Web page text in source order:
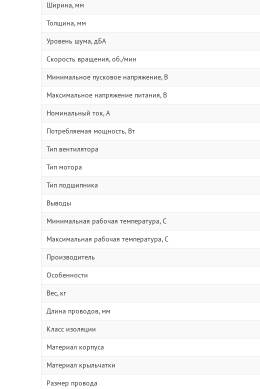
Ширина, мм
Толщина, мм
Уровень шума, дБА
Скорость вращения, об./мин
Минимальное пусковое напряжение, В
Максимальное напряжение питания, В
Номинальный ток, А
Потребляемая мощность, Вт
Тип вентилятора
Тип мотора
Тип подшипника
Выводы
Минимальная рабочая температура, С
Максимальная рабочая температура, С
Производитель
Особенности
Вес, кг
Длина проводов, мм
Класс изоляции
Материал корпуса
Материал крыльчатки
Размер провода